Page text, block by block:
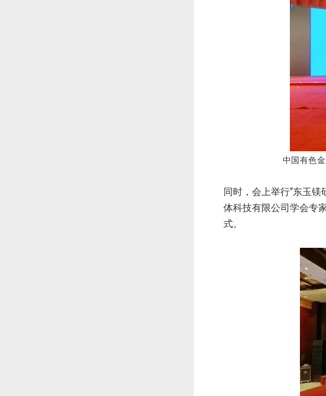
中国有色
同时，会上举行“东玉
体科技有限公司学会专
式。